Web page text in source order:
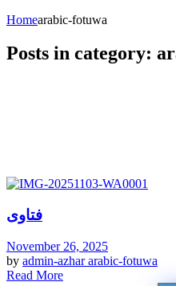
Homearabic-fotuwa
Posts in category:
فتاوى
November 26, 2025
by admin-azhararabic-fotuwa
Read More